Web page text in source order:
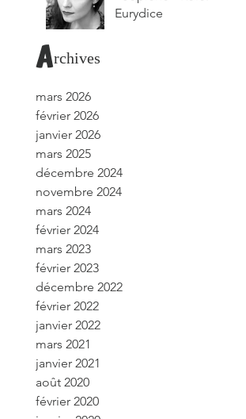
Eurydice
Archives
mars 2026
février 2026
janvier 2026
mars 2025
décembre 2024
novembre 2024
mars 2024
février 2024
mars 2023
février 2023
décembre 2022
février 2022
janvier 2022
mars 2021
janvier 2021
août 2020
février 2020